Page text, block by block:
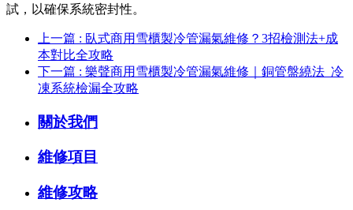
試，以確保系統密封性。
上一篇 : 臥式商用雪櫃製冷管漏氣維修？3招檢測法+成
本對比全攻略
下一篇 : 樂聲商用雪櫃製冷管漏氣維修｜銅管盤繞法_冷
凍系統檢漏全攻略
關於我們
維修項目
維修攻略